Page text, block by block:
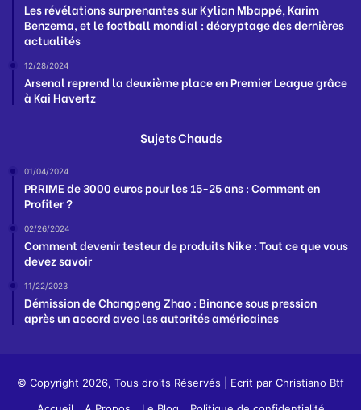
Les révélations surprenantes sur Kylian Mbappé, Karim
Benzema, et le football mondial : décryptage des dernières
actualités
12/28/2024
Arsenal reprend la deuxième place en Premier League grâce
à Kai Havertz
Sujets Chauds
01/04/2024
PRRIME de 3000 euros pour les 15-25 ans : Comment en
Profiter ?
02/26/2024
Comment devenir testeur de produits Nike : Tout ce que vous
devez savoir
11/22/2023
Démission de Changpeng Zhao : Binance sous pression
après un accord avec les autorités américaines
© Copyright 2026, Tous droits Réservés | Ecrit par Christiano Btf